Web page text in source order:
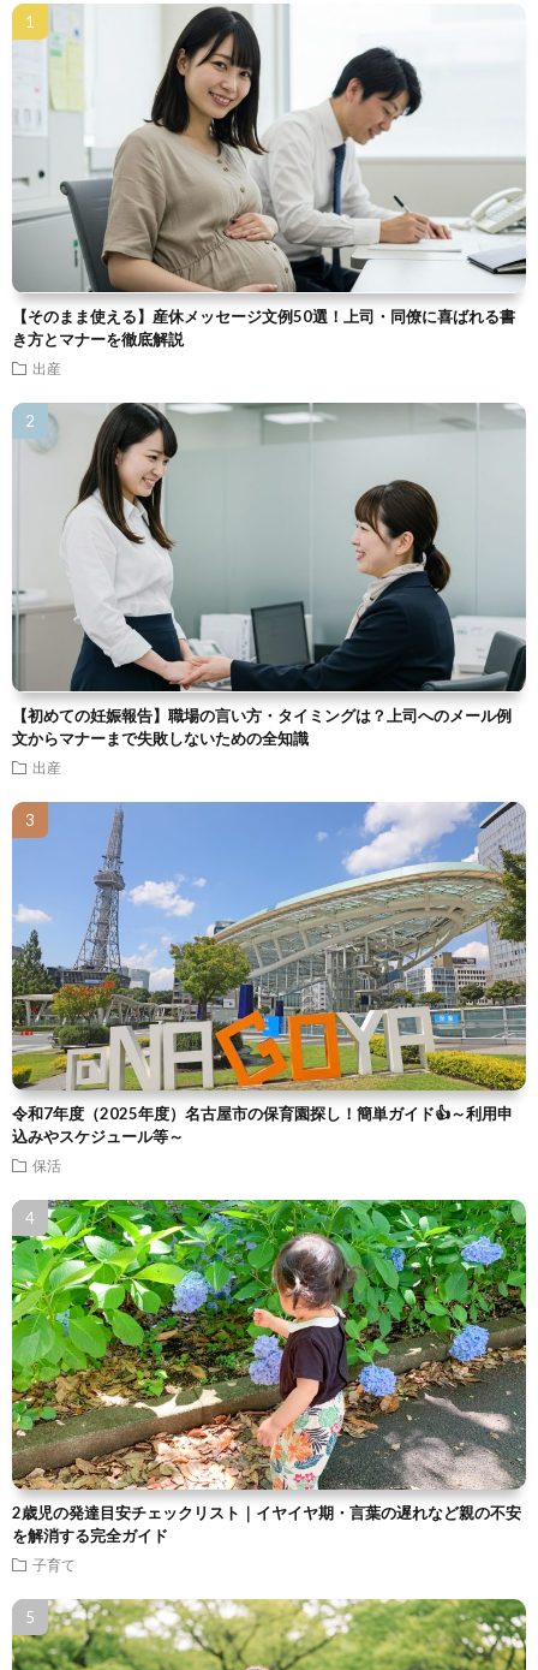
【そのまま使える】産休メッセージ文例50選！上司・同僚に喜ばれる書
き方とマナーを徹底解説
出産
【初めての妊娠報告】職場の言い方・タイミングは？上司へのメール例
文からマナーまで失敗しないための全知識
出産
令和7年度（2025年度）名古屋市の保育園探し！簡単ガイド👍～利用申
込みやスケジュール等～
保活
2歳児の発達目安チェックリスト｜イヤイヤ期・言葉の遅れなど親の不安
を解消する完全ガイド
子育て